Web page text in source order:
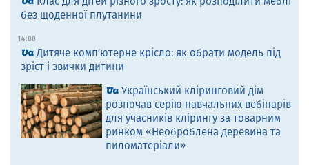
без щоденної плутанини
14:00
Дитяче комп’ютерне крісло: як обрати модель під
зріст і звички дитини
Український кліринговий дім
розпочав серію навчальних вебінарів
для учасників клірингу за товарним
ринком «Необроблена деревина та
пиломатеріали»